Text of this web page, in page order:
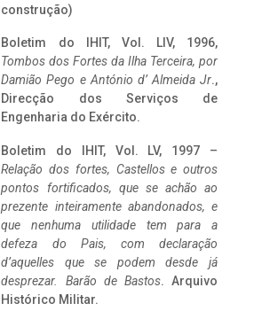
construção)
Boletim do IHIT, Vol. LIV, 1996,
Tombos dos Fortes da Ilha Terceira, por
Damião Pego e António d’ Almeida Jr.,
Direcção dos Serviços de
Engenharia do Exército.
Boletim do IHIT, Vol. LV, 1997 –
Relação dos fortes, Castellos e outros
pontos fortificados, que se achão ao
prezente inteiramente abandonados, e
que nenhuma utilidade tem para a
defeza do Pais, com declaração
d’aquelles que se podem desde já
desprezar. Barão de Bastos. Arquivo
Histórico Militar.